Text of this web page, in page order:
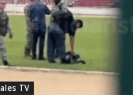
TV